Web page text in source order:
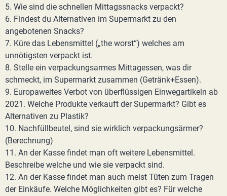
5. Wie sind die schnellen Mittagssnacks verpackt?
6. Findest du Alternativen im Supermarkt zu den
angebotenen Snacks?
7. Küre das Lebensmittel („the worst“) welches am
unnötigsten verpackt ist.
8. Stelle ein verpackungsarmes Mittagessen, was dir
schmeckt, im Supermarkt zusammen (Getränk+Essen).
9. Europaweites Verbot von überflüssigen Einwegartikeln ab
2021. Welche Produkte verkauft der Supermarkt? Gibt es
Alternativen zu Plastik?
10. Nachfüllbeutel, sind sie wirklich verpackungsärmer?
(Berechnung)
11. An der Kasse findet man oft weitere Lebensmittel.
Beschreibe welche und wie sie verpackt sind.
12. An der Kasse findet man auch meist Tüten zum Tragen
der Einkäufe. Welche Möglichkeiten gibt es? Für welche